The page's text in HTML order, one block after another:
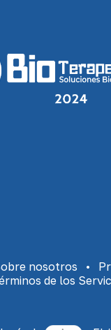
nosotros •
de los